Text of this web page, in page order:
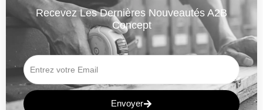
Recevez Les Dernières Nouveautés A2B
Concept
Envoyer